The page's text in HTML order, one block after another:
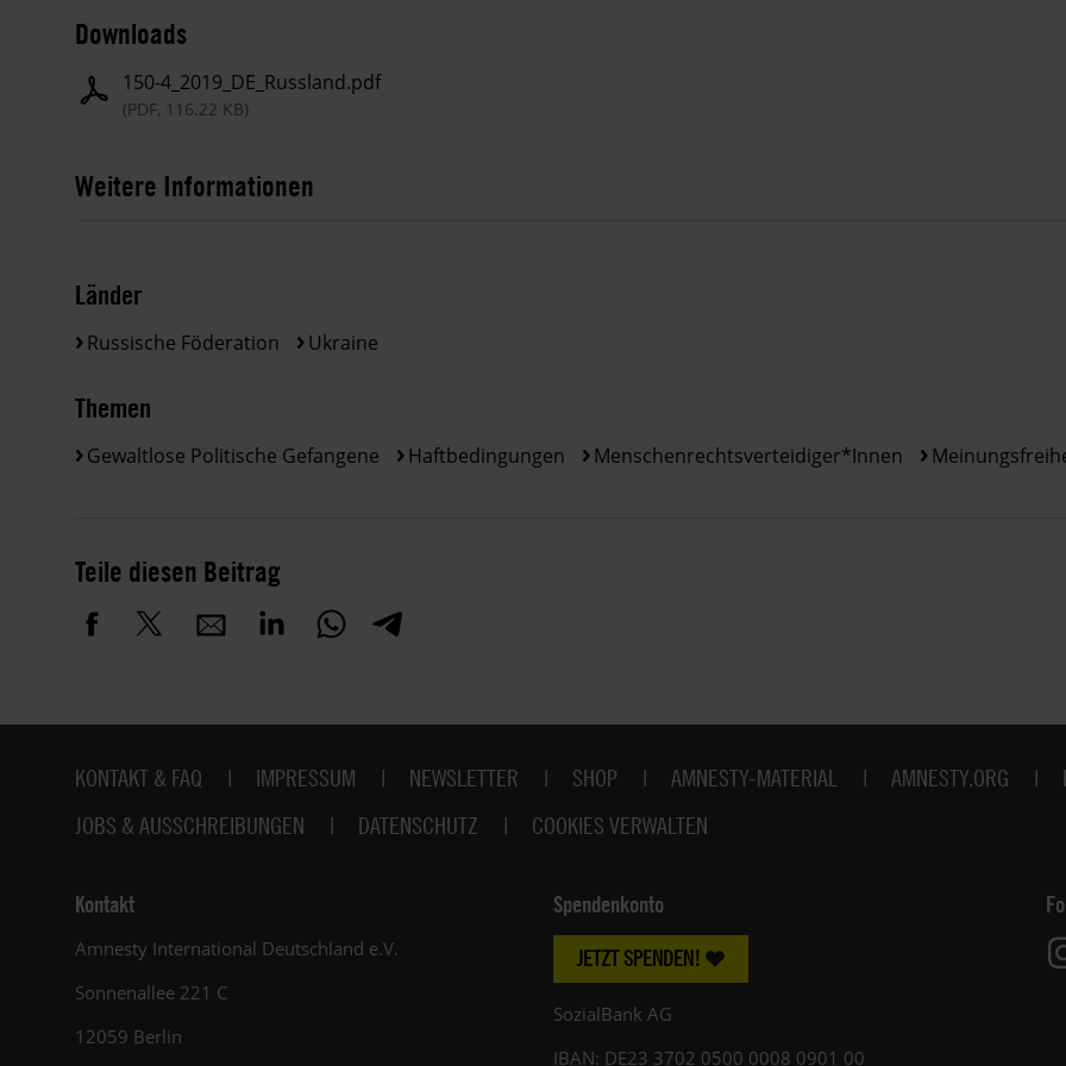
Downloads
150-4_2019_DE_Russland.pdf
(PDF, 116.22 KB)
Weitere Informationen
Länder
Russische Föderation Ukraine
Themen
Gewaltlose Politische Gefangene Haftbedingungen Menschenrechtsverteidiger*innen
Teile diesen Beitrag
Fußbereich
KONTAKT & FAQ IMPRESSUM NEWSLETTER SHOP AMNESTY-MATERIAL AMNESTY.ORG
JOBS & AUSSCHREIBUNGEN
DATENSCHUTZ COOKIES VERWALTEN
Kontakt
Amnesty International Deutschland e.V.
Sonnenallee 221 C
12059 Berlin
Spendenkonto
JETZT SPENDEN!
SozialBank AG
IBAN: DE23 3702 0500 0008 0901 00